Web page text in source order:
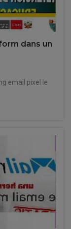
dans un
email pixel le